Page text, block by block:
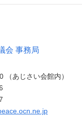
会 事務局
あじさい会館内）